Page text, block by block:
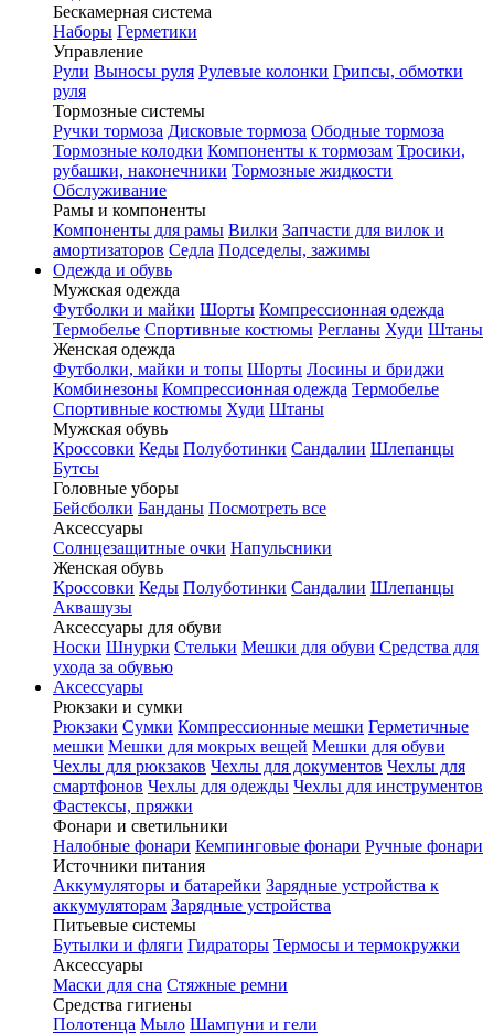
Бескамерная система
Наборы Герметики
Управление
Рули Выносы руля Рулевые колонки Грипсы, обмотки
руля
Тормозные системы
Ручки тормоза Дисковые тормоза Ободные тормоза
Тормозные колодки Компоненты к тормозам Тросики,
рубашки, наконечники Тормозные жидкости
Обслуживание
Рамы и компоненты
Компоненты для рамы Вилки Запчасти для вилок и
амортизаторов Седла Подседелы, зажимы
Одежда и обувь
Мужская одежда
Футболки и майки Шорты Компрессионная одежда
Термобелье Спортивные костюмы Регланы Худи Штаны
Женская одежда
Футболки, майки и топы Шорты Лосины и бриджи
Комбинезоны Компрессионная одежда Термобелье
Спортивные костюмы Худи Штаны
Мужская обувь
Кроссовки Кеды Полуботинки Сандалии Шлепанцы
Бутсы
Головные уборы
Бейсболки Банданы Посмотреть все
Аксессуары
Солнцезащитные очки Напульсники
Женская обувь
Кроссовки Кеды Полуботинки Сандалии Шлепанцы
Аквашузы
Аксессуары для обуви
Носки Шнурки Стельки Мешки для обуви Средства для
ухода за обувью
Аксессуары
Рюкзаки и сумки
Рюкзаки Сумки Компрессионные мешки Герметичные
мешки Мешки для мокрых вещей Мешки для обуви
Чехлы для рюкзаков Чехлы для документов Чехлы для
смартфонов Чехлы для одежды Чехлы для инструментов
Фастексы, пряжки
Фонари и светильники
Налобные фонари Кемпинговые фонари Ручные фонари
Источники питания
Аккумуляторы и батарейки Зарядные устройства к
аккумуляторам Зарядные устройства
Питьевые системы
Бутылки и фляги Гидраторы Термосы и термокружки
Аксессуары
Маски для сна Стяжные ремни
Средства гигиены
Полотенца Мыло Шампуни и гели